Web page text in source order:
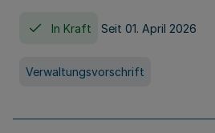
In Kraft Seit 01. April 2026
Verwaltungsvorschrift